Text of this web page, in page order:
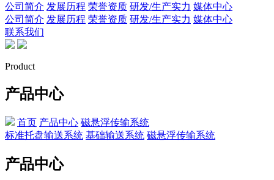
公司简介 发展历程 荣誉资质 研发/生产实力 媒体中心
公司简介 发展历程 荣誉资质 研发/生产实力 媒体中心
联系我们
Product
产品中心
首页 产品中心 磁悬浮传输系统
标准托盘输送系统 基础输送系统 磁悬浮传输系统
产品中心